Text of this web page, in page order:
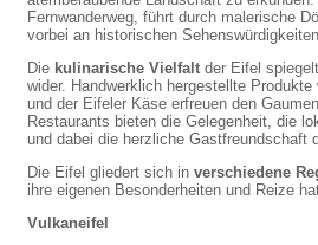
Fernwanderweg, führt durch malerische
vorbei an historischen
Die kulinarische Vielfalt der Eifel
wider. Handwerklich hergestellte
und der Eifeler Käse erfreuen den
Restaurants bieten die Gelegenheit, die
und dabei die herzliche Gastfreundschaft
Die Eifel gliedert sich inverschiedene
ihre eigenen Besonderheiten und Reize
Vulkaneifel